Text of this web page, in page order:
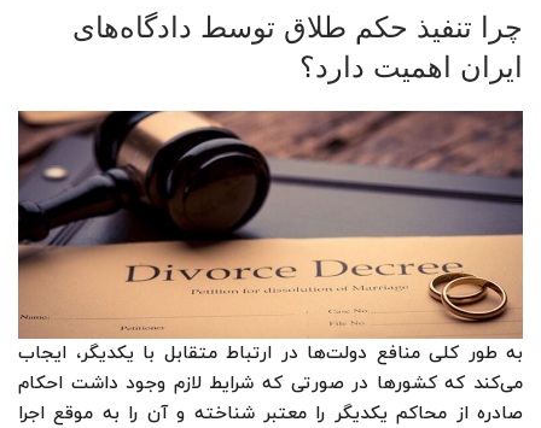
چرا تنفیذ حکم طلاق توسط دادگاه‌های
ایران اهمیت دارد؟
به طور کلی منافع دولت‌ها در ارتباط متقابل با یکدیگر، ایجاب
می‌کند که کشورها در صورتی که شرایط لازم وجود داشت احکام
صادره از محاکم یکدیگر را معتبر شناخته و آن را به موقع اجرا